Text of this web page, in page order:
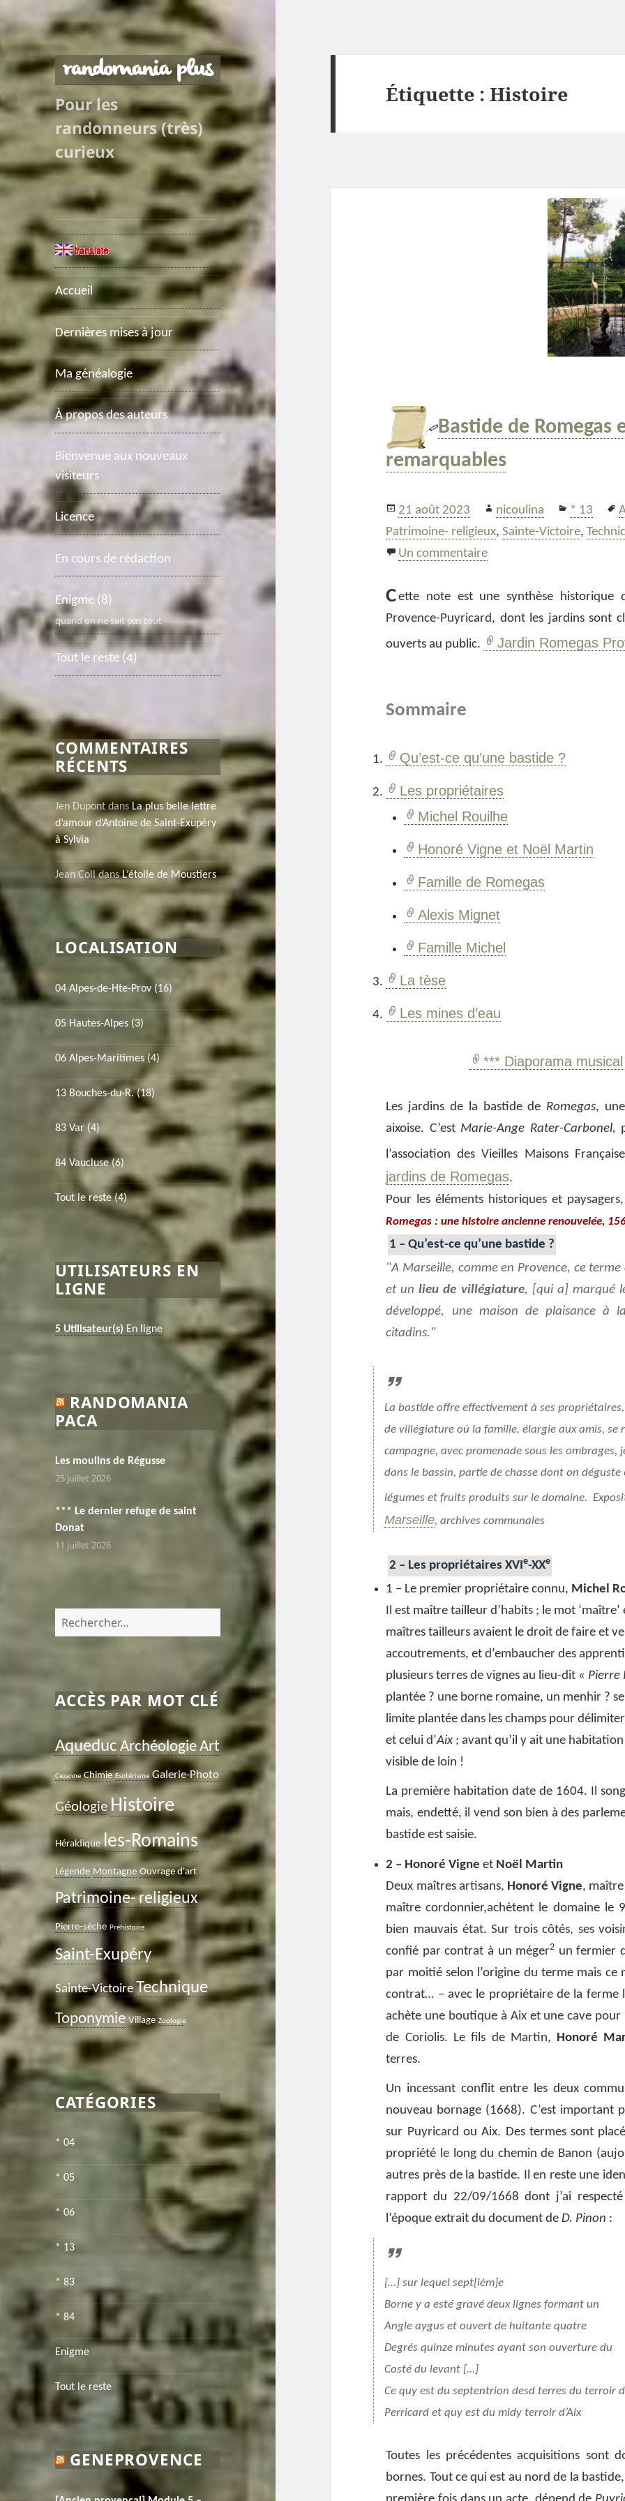
randomania plus
Pour les
randonneurs (très)
curieux
Accueil
Dernières mises à jour
Ma généalogie
À propos des auteurs
Bienvenue aux nouveaux
visiteurs
Licence
En cours de rédaction
Enigme (8)
quand on ne sait pas tout
Tout le reste (4)
COMMENTAIRES
RÉCENTS
Jen Dupont dans La plus belle lettre
d’amour d’Antoine de Saint-Exupéry
à Sylvia
Jean ColldansL’étoile de Moustiers
LOCALISATION
04 Alpes-de-Hte-Prov (16)
05 Hautes-Alpes (3)
06 Alpes-Maritimes (4)
13 Bouches-du-R.(18)
83 Var (4)
84 Vaucluse(6)
Tout le reste(4)
UTILISATEURS EN
LIGNE
5 Utilisateur(s) En ligne
RANDOMANIA
PACA
Les moulins de Régusse
25 juillet 2026
*** Le dernier refuge de saint
Donat
11 juillet 2026
Rechercher :
ACCÈS PAR MOT CLÉ
Aqueduc ArchéologieArt
Cezanne Chimie Esotérisme Galerie-Photo
Géologie Histoire
Héraldique les-Romains
Légende Montagne Ouvrage d'art
Patrimoine- religieux
Pierre-sèche Préhistoire
Saint-Exupéry
Sainte-Victoire Technique
Toponymie Village Zoologie
CATÉGORIES
* 04
* 05
* 06
* 13
* 83
* 84
Enigme
Tout le reste
GENEPROVENCE
Étiquette :Histoire
Bastide de Romegas
remarquables
Publié
le
21 août 2023 Auteur
nicoulina Catégories
* 13
Patrimoine- religieux,Sainte-Victoire,
Un commentairesur Bastide de Romegas
Cette note est une synthèse historique
Provence-Puyricard, dont les jardins sont
ouverts au public.
Jardin Romegas
Sommaire
Qu’est-ce qu’une bastide ?
Les propriétaires
Michel Rouilhe
Honoré Vigne et Noël Martin
Famille de Romegas
Alexis Mignet
Famille Michel
La tèse
Les mines d’eau
*** Diaporama
Les jardins de la bastide de Romegas,
aixoise. C’est Marie-Ange Rater-Carbonel,
l’association des Vieilles Maisons
jardins de Romegas.
Pour les éléments historiques et
Romegas : une histoire ancienne renouvelée,
1 – Qu’est-ce qu’une bastide ?
A Marseille, comme en Provence, ce
et unlieu de villégiature, [qui a] marqué
développé, une maison de plaisance à
citadins.
La bastide offre effectivement à ses
de villégiature où la famille, élargie aux amis, se
campagne, avec promenade sous les
dans le bassin, partie de chasse dont on
légumes et fruits produits sur le domaine.
Marseille, archives communales
2 – Les propriétaires XVIe-XXe
1 – Le premier propriétaire connu, Michel
Il est maître tailleur d’habits ; le mot
maîtres tailleurs avaient le droit de faire et
accoutrements, et d’embaucher des
plusieurs terres de vignes au lieu-dit « Pierre
plantée ? une borne romaine, un menhir ?
limite plantée dans les champs pour
et celui d’Aix ; avant qu’il y ait une
visible de loin !
La première habitation date de 1604. Il
mais, endetté, il vend son bien à des
bastide est saisie.
2 – Honoré Vigne et Noël Martin
Deux maîtres artisans, Honoré Vigne,
maître cordonnier,achètent le domaine le
bien mauvais état. Sur trois côtés, ses
confié par contrat à un méger2 un fermier
par moitié selon l’origine du terme mais
contrat… – avec le propriétaire de la ferme
achète une boutique à Aix et une cave pour
de Coriolis. Le fils de Martin,
Honoré
terres.
Un incessant conflit entre les deux
nouveau bornage (1668). C’est important
sur Puyricard ou Aix. Des termes sont
propriété le long du chemin de Banon
autres près de la bastide. Il en reste une
rapport du 22/09/1668 dont j’ai
l’époque extrait du document deD. Pinon :
[…] sur lequel sept[ièm]e
Borne y a esté gravé deux lignes formant un
Angle aygus et ouvert de huitante quatre
Degrés quinze minutes ayant son ouverture du
Costé du levant […]
Ce quy est du septentrion desd terres du terroir
Perricard et quy est du midy terroir d’Aix
Toutes les précédentes acquisitions sont
bornes. Tout ce qui est au nord de la